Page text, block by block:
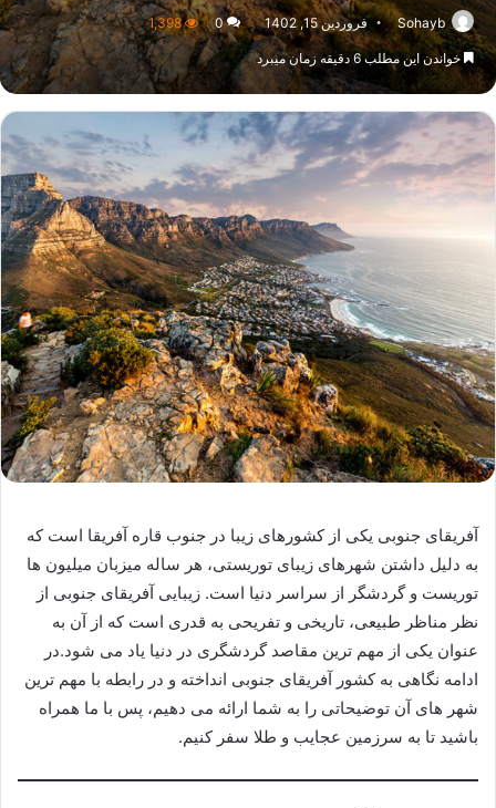
Sohayb فروردین 15, 1402 0
1,398
خواندن این مطلب 6 دقیقه زمان میبرد
آفریقای جنوبی یکی از کشورهای زیبا در جنوب قاره آفریقا است که
به دلیل داشتن شهرهای زیبای توریستی، هر ساله میزبان میلیون ها
توریست و گردشگر از سراسر دنیا است. زیبایی آفریقای جنوبی از
نظر مناظر طبیعی، تاریخی و تفریحی به قدری است که از آن به
عنوان یکی از مهم ترین مقاصد گردشگری در دنیا یاد می شود.در
ادامه نگاهی به کشور آفریقای جنوبی انداخته و در رابطه با مهم ترین
شهر های آن توضیحاتی را به شما ارائه می دهیم، پس با ما همراه
باشید تا به سرزمین عجایب و طلا سفر کنیم.